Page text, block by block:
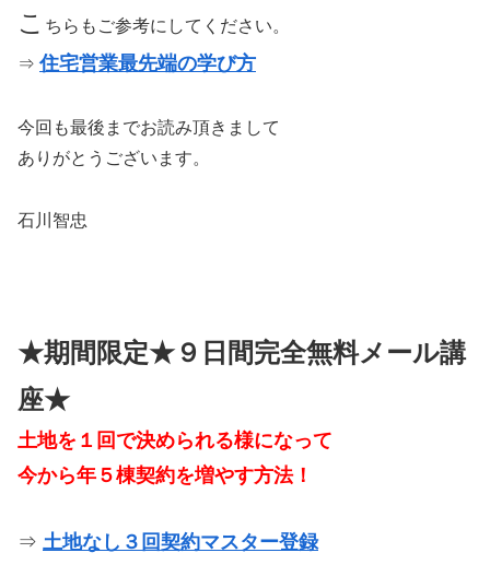
こ ちらもご参考にしてください。
⇒住宅営業最先端の学び方
今回も最後までお読み頂きまして
ありがとうございます。
石川智忠
★期間限定★９日間完全無料メール講
座★
土地を１回で決められる様になって
今から年５棟契約を増やす方法！
⇒ 土地なし３回契約マスター登録